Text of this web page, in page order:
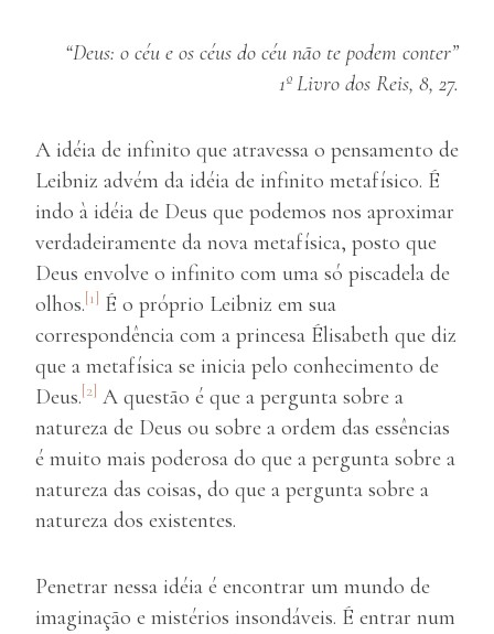
“Deus: o céu e os céus do céu não te podem conter”
1º Livro dos Reis, 8, 27.
A idéia de infinito que atravessa o pensamento de
Leibniz advém da idéia de infinito metafísico. É
indo à idéia de Deus que podemos nos aproximar
verdadeiramente da nova metafísica, posto que
Deus envolve o infinito com uma só piscadela de
olhos.[1] É o próprio Leibniz em sua
correspondência com a princesa Élisabeth que diz
que a metafísica se inicia pelo conhecimento de
Deus.[2] A questão é que a pergunta sobre a
natureza de Deus ou sobre a ordem das essências
é muito mais poderosa do que a pergunta sobre a
natureza das coisas, do que a pergunta sobre a
natureza dos existentes.
Penetrar nessa idéia é encontrar um mundo de
imaginação e mistérios insondáveis. É entrar num